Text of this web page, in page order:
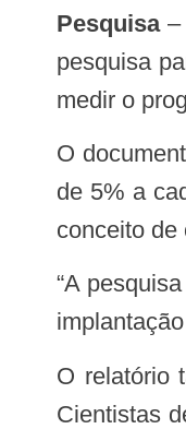
Pesquisa–
pesquisa
medir o
O documento revela que, em média, o investimento nacional em pesquisa em países de baixa e média renda, cresce em torno
de 5% a
conceito de
“A pesquisa para a cobertura de saúde universal não é um luxo, mas sim, é fundamental para a descoberta, desenvolvimento e
O relatório também mostra que mais pesquisa em saúde está sendo publicada como resultado de colaboração internacional.
Cientistas